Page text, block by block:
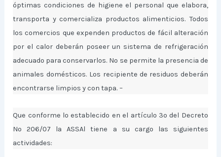
óptimas condiciones de higiene el personal que elabora,
transporta y comercializa productos alimenticios. Todos
los comercios que expenden productos de fácil alteración
por el calor deberán poseer un sistema de refrigeración
adecuado para conservarlos. No se permite la presencia de
animales domésticos. Los recipiente de residuos deberán
encontrarse limpios y con tapa. –
Que conforme lo establecido en el artículo 3º del Decreto
Nº 206/07 la ASSAl tiene a su cargo las siguientes
actividades: